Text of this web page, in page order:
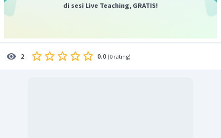
di sesi Live Teaching, GRATIS!
2 0.0 (0 rating)